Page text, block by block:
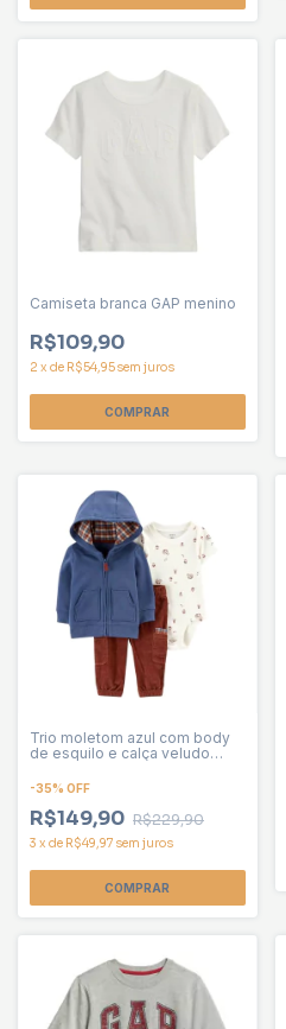
Camiseta branca GAP menino
R$109,90
2 x de R$54,95sem juros
COMPRAR
Trio moletom azul com body
de esquilo e calça veludo
-35% OFF
R$149,90 R$229,90
3 x de R$49,97 sem juros
COMPRAR